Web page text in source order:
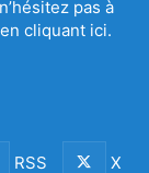
pas à
cliquant ici.
RSS X